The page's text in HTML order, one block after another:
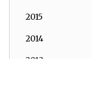
2015
2014
2013